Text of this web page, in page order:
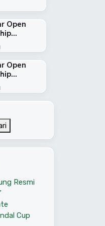
Open
Open
Resmi
Cup